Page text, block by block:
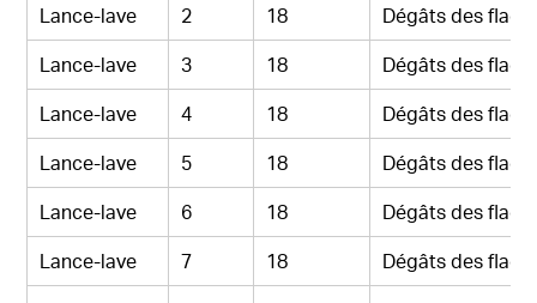
Lance-lave
2 18
Dégâts des
Lance-lave
3 18
Dégâts des
Lance-lave
4 18
Dégâts des
Lance-lave
5 18
Dégâts des
Lance-lave
6 18
Dégâts des
Lance-lave
7 18
Dégâts des